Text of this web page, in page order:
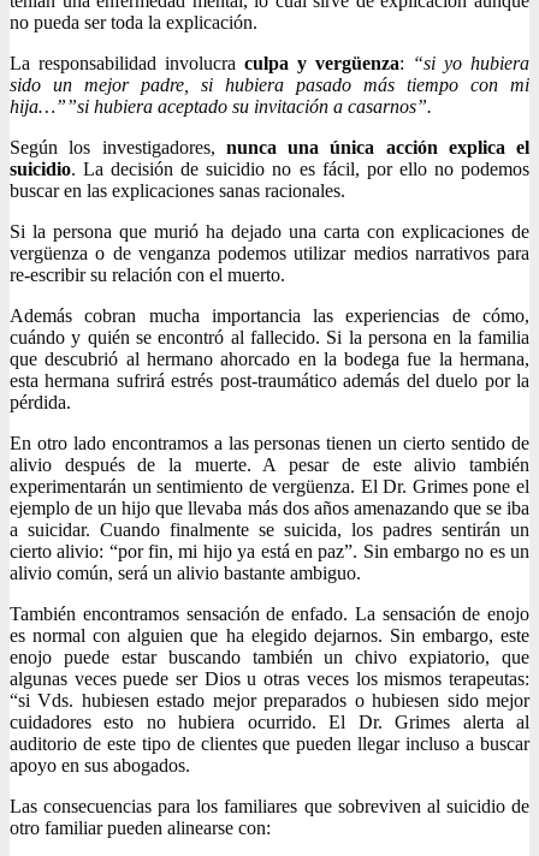
no pueda ser toda la explicación.
La responsabilidad involucra culpa y vergüenza: “si yo hubiera
sido un mejor padre, si hubiera pasado más tiempo con mi
hija…””si hubiera aceptado su invitación a casarnos”.
Según los investigadores, nunca una única acción explica el
suicidio. La decisión de suicidio no es fácil, por ello no podemos
buscar en las explicaciones sanas racionales.
Si la persona que murió ha dejado una carta con explicaciones de
vergüenza o de venganza podemos utilizar medios narrativos para
re-escribir su relación con el muerto.
Además cobran mucha importancia las experiencias de cómo,
cuándo y quién se encontró al fallecido. Si la persona en la familia
que descubrió al hermano ahorcado en la bodega fue la hermana,
esta hermana sufrirá estrés post-traumático además del duelo por la
pérdida.
En otro lado encontramos a las personas tienen un cierto sentido de
alivio después de la muerte. A pesar de este alivio también
experimentarán un sentimiento de vergüenza. El Dr. Grimes pone el
ejemplo de un hijo que llevaba más dos años amenazando que se iba
a suicidar. Cuando finalmente se suicida, los padres sentirán un
cierto alivio: “por fin, mi hijo ya está en paz”. Sin embargo no es un
alivio común, será un alivio bastante ambiguo.
También encontramos sensación de enfado. La sensación de enojo
es normal con alguien que ha elegido dejarnos. Sin embargo, este
enojo puede estar buscando también un chivo expiatorio, que
algunas veces puede ser Dios u otras veces los mismos terapeutas:
“si Vds. hubiesen estado mejor preparados o hubiesen sido mejor
cuidadores esto no hubiera ocurrido. El Dr. Grimes alerta al
auditorio de este tipo de clientes que pueden llegar incluso a buscar
apoyo en sus abogados.
Las consecuencias para los familiares que sobreviven al suicidio de
otro familiar pueden alinearse con: